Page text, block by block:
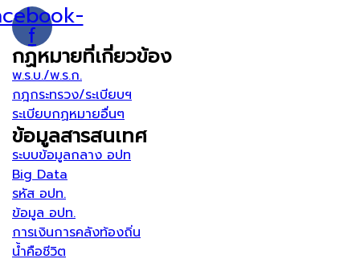
f
กฏหมายที่เกี่ยวข้อง
พ.ร.บ./พ.ร.ก.
กฎกระทรวง/ระเบียบฯ
ระเบียบกฏหมายอื่นๆ
ข้อมูลสารสนเทศ
ระบบข้อมูลกลาง อปท
Big Data
รหัส อปท.
ข้อมูล อปท.
การเงินการคลังท้องถิ่น
น้ำคือชีวิต